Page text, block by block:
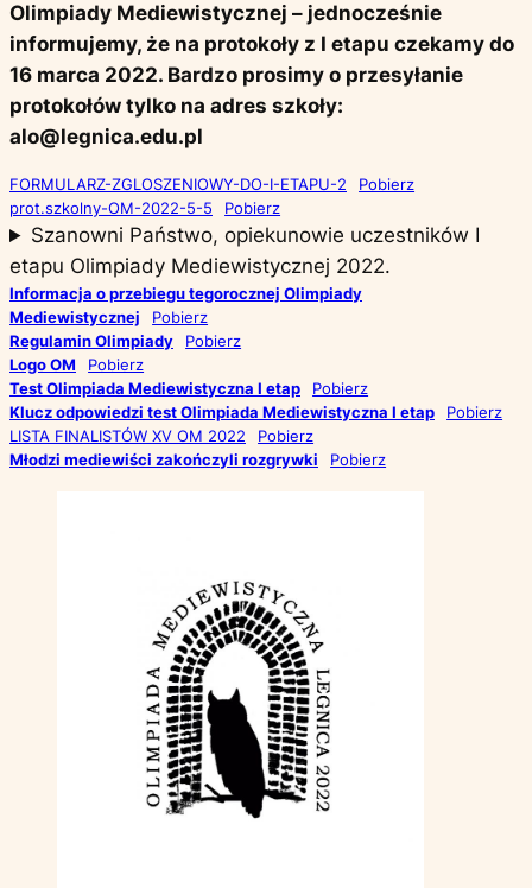
Olimpiady Mediewistycznej – jednocześnie
informujemy, że na protokoły z I etapu czekamy do
16 marca 2022. Bardzo prosimy o przesyłanie
protokołów tylko na adres szkoły:
alo@legnica.edu.pl
FORMULARZ-ZGLOSZENIOWY-DO-I-ETAPU-2
Pobierz
prot.szkolny-OM-2022-5-5
Pobierz
Szanowni Państwo, opiekunowie uczestników I
etapu Olimpiady Mediewistycznej 2022.
Informacja o przebiegu tegorocznej Olimpiady
Mediewistycznej
Pobierz
Regulamin Olimpiady
Pobierz
Logo OM
Pobierz
Test Olimpiada Mediewistyczna I etap
Pobierz
Klucz odpowiedzi test Olimpiada Mediewistyczna I etap
Pobierz
LISTA FINALISTÓW XV OM 2022
Pobierz
Młodzi mediewiści zakończyli rozgrywki
Pobierz